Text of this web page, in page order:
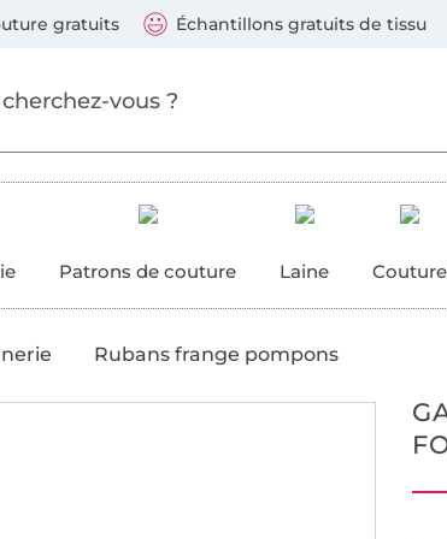
gratuits Échantillons gratuits de tissu
Patrons de couture Laine Couture
Rubans frange pompons
suivants : Visa, Mastercard, Carte bleue,